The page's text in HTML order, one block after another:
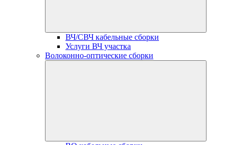
ВЧ/СВЧ кабельные сборки
Услуги ВЧ участка
Волоконно-оптические сборки